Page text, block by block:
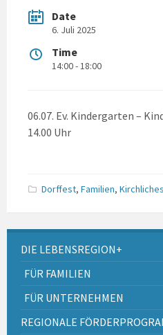
Date
6. Juli 2025
Time
14:00 - 18:00
06.07. Ev. Kindergarten –
14.00 Uhr
Dorffest, Familien, Kirchliches
DIE LEBENSREGION+
FÜR FAMILIEN
FÜR UNTERNEHMEN
REGIONALE